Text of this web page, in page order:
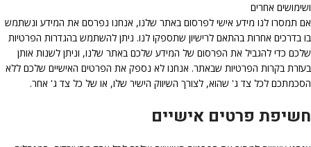
ושימושים אחרים
אם תמסרו לנו מידע אישי לפרסום באתר שלנו, אנחנו נפרסם את המידע ונשתמש
בו בדרכים אחרות בהתאם לרישיון שתספקו לנו. ניתן להשתמש בהגדרות הפרטיות
שלכם כדי להגביל את הפרסום של המידע שלכם באתר שלנו, וניתן לשנות אותן
בעזרת בקרות הפרטיות שבאתר. אנחנו לא נספק את הפרטים האישיים שלכם ללא
הסכמתכם לכל צד ג' שהוא, לצורך השיווק הישיר שלו, או של כל צד ג' אחר.
חשיפת פרטים אישיים